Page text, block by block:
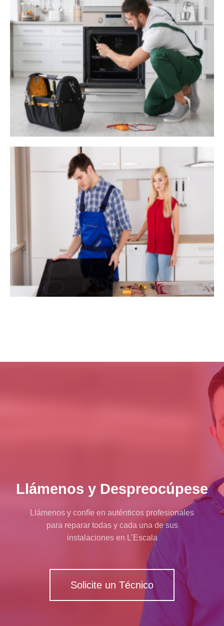
Llámenos y Despreocúpese
Llámenos y confíe en auténticos profesionales
para reparar todas y cada una de sus
instalaciones en L’Escala
Solicite un Técnico